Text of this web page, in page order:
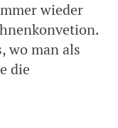
wieder
wo man als
die